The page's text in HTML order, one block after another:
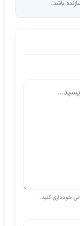
باشد.
خودداری کنید.